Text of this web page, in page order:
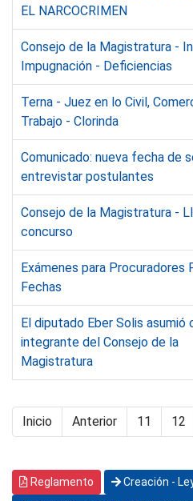
EL NARCOCRIMEN
Consejo de la Magistratura -
Impugnación - Deficiencias
Terna - Juez en lo Civil,
Trabajo - Clorinda
Comunicado: nueva fecha de
entrevistar postulantes
Consejo de la Magistratura -
concurso
Exámenes para Procuradores
Fechas
El diputado Eber Solis asumió
integrante del Consejo de la
Magistratura
Inicio Anterior 11 12
Reglamento
Creación -